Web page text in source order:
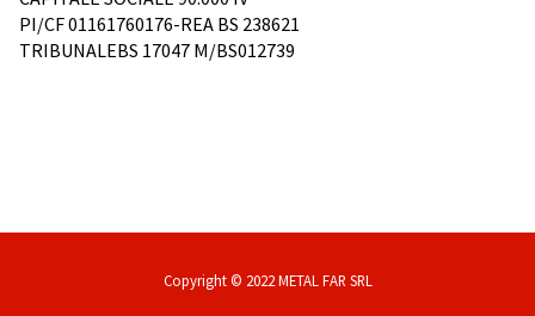
PI/CF 01161760176-REA BS 238621
TRIBUNALEBS 17047 M/BS012739
Copyright © 2022 METAL FAR SRL